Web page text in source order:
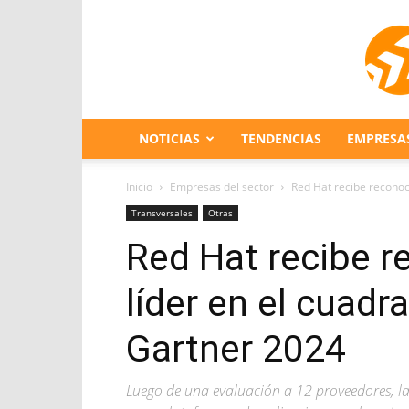
NOTICIAS TENDENCIAS
Inicio Empresas del sector Red Hat recibe
Transversales Otras
Red Hat recibe
líder en el
Gartner 2024
Luego de una evaluación a 12